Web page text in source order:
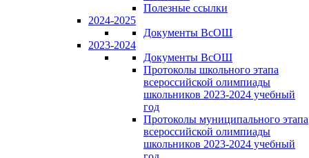
Полезные ссылки
2024-2025
Документы ВсОШ
2023-2024
Документы ВсОШ
Протоколы школьного этапа
всероссийской олимпиады
школьников 2023-2024 учебный
год
Протоколы муниципального этапа
всероссийской олимпиады
школьников 2023-2024 учебный